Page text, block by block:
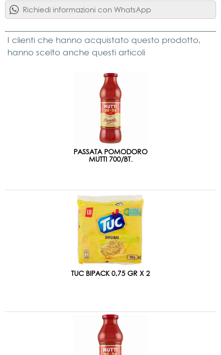
Richiedi informazioni con WhatsApp
I clienti che hanno acquistato questo prodotto,
hanno scelto anche questi articoli
PASSATA POMODORO
MUTTI 700/BT.
TUC BIPACK 0,75 GR X 2